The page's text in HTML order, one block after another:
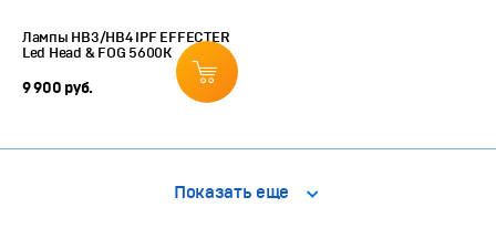
Лампы HB3/HB4 IPF EFFECTER
Led Head & FOG 5600K
9 900 руб.
Показать еще